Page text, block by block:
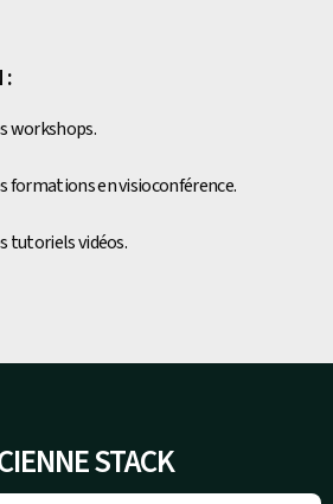
:
workshops.
formations en visioconférence.
tutoriels vidéos.
STACK